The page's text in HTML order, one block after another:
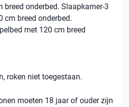
breed onderbed. Slaapkamer-3
cm breed onderbed.
met 120 cm breed
roken niet toegestaan.
moeten 18 jaar of ouder zijn